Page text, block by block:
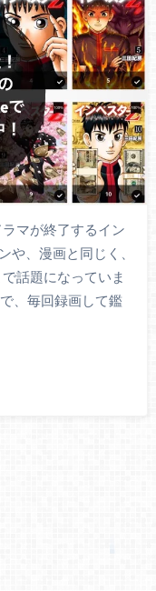
マが終了するイン
や、漫画と同じく、
話題になっていま
、毎回録画して鑑